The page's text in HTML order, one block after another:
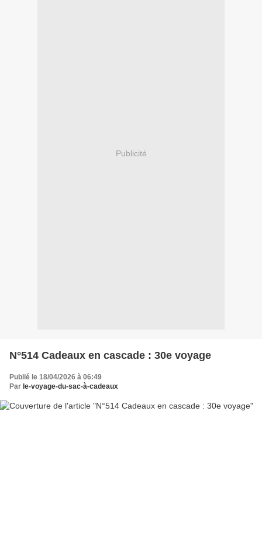
Publicité
N°514 Cadeaux en cascade : 30e voyage
Publié le 18/04/2026 à 06:49
Par le-voyage-du-sac-à-cadeaux